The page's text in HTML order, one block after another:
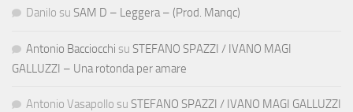
Danilo su SAM D – Leggera – (Prod. Manqc)
Antonio Bacciocchi su STEFANO SPAZZI / IVANO MAGI
GALLUZZI – Una rotonda per amare
Antonio Vasapollo su STEFANO SPAZZI / IVANO MAGI GALLUZZI